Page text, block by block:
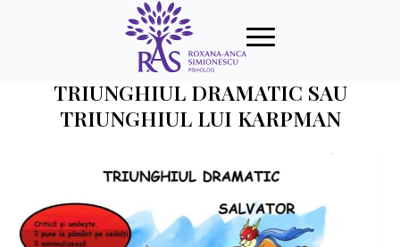
TRIUNGHIUL DRAMATIC SAU
TRIUNGHIUL LUI KARPMAN